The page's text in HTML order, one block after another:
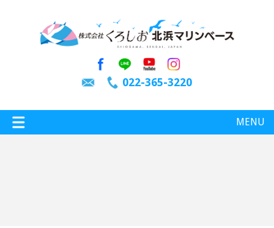
022-365-3220
MENU